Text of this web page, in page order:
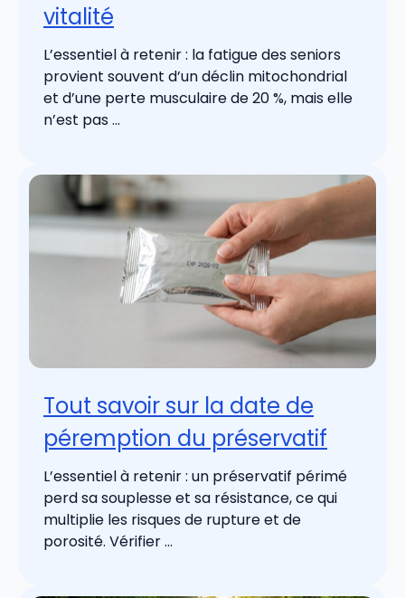
vitalité
L’essentiel à retenir : la fatigue des seniors
provient souvent d’un déclin mitochondrial
et d’une perte musculaire de 20 %, mais elle
n’est pas ...
Tout savoir sur la date de
péremption du préservatif
L’essentiel à retenir : un préservatif périmé
perd sa souplesse et sa résistance, ce qui
multiplie les risques de rupture et de
porosité. Vérifier ...